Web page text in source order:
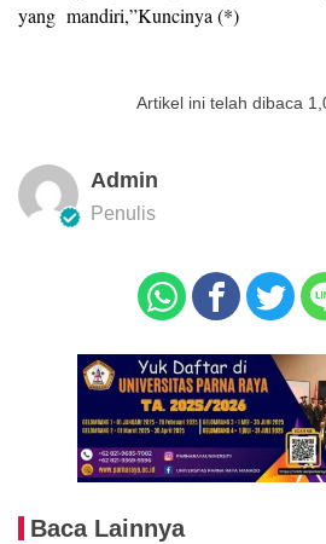
yang mandiri,”Kuncinya (*)
Artikel ini telah dibaca
Admin
Penulis
Baca Lainnya